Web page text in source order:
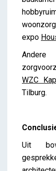
expo
WZC
Tilburg.
Uit